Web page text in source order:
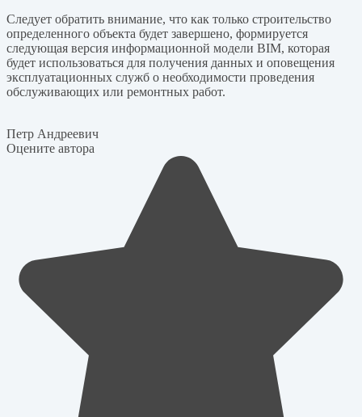
Следует обратить внимание, что как только строительство
определенного объекта будет завершено, формируется
следующая версия информационной модели BIM, которая
будет использоваться для получения данных и оповещения
эксплуатационных служб о необходимости проведения
обслуживающих или ремонтных работ.
Петр Андреевич
Оцените автора